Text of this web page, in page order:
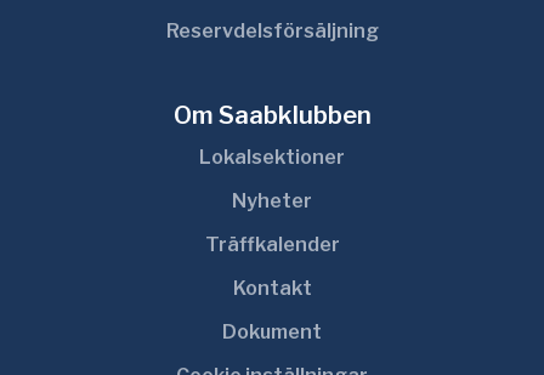
Reservdelsförsäljning
Om Saabklubben
Lokalsektioner
Nyheter
Träffkalender
Kontakt
Dokument